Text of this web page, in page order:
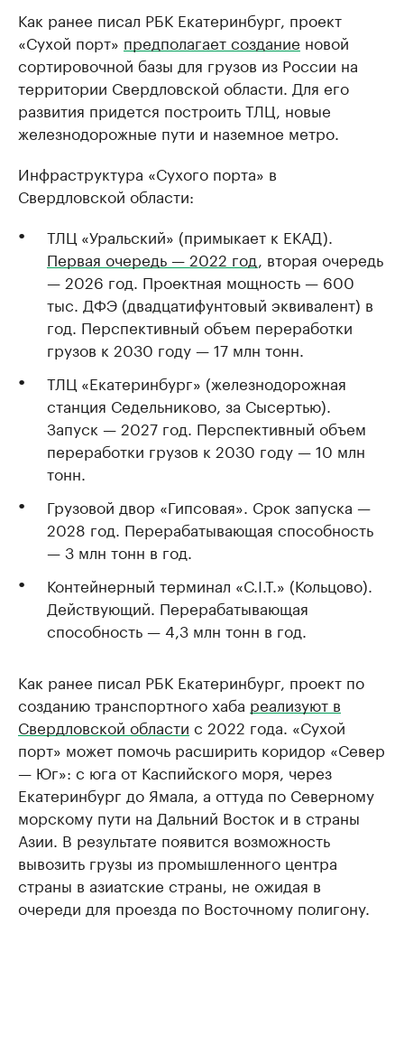
Как ранее писал РБК Екатеринбург, проект
«Сухой порт» предполагает создание новой
сортировочной базы для грузов из России на
территории Свердловской области. Для его
развития придется построить ТЛЦ, новые
железнодорожные пути и наземное метро.
Инфраструктура «Сухого порта» в
Свердловской области:
ТЛЦ «Уральский» (примыкает к ЕКАД).
Первая очередь — 2022 год , вторая очередь
— 2026 год. Проектная мощность — 600
тыс. ДФЭ (двадцатифунтовый эквивалент) в
год. Перспективный объем переработки
грузов к 2030 году — 17 млн тонн.
ТЛЦ «Екатеринбург» (железнодорожная
станция Седельниково, за Сысертью).
Запуск — 2027 год. Перспективный объем
переработки грузов к 2030 году — 10 млн
тонн.
Грузовой двор «Гипсовая». Срок запуска —
2028 год. Перерабатывающая способность
— 3 млн тонн в год.
Контейнерный терминал «С.I.T.» (Кольцово).
Действующий. Перерабатывающая
способность — 4,3 млн тонн в год.
Как ранее писал РБК Екатеринбург, проект по
созданию транспортного хаба реализуют в
Свердловской области с 2022 года. «Сухой
порт» может помочь расширить коридор «Север
— Юг»: с юга от Каспийского моря, через
Екатеринбург до Ямала, а оттуда по Северному
морскому пути на Дальний Восток и в страны
Азии. В результате появится возможность
вывозить грузы из промышленного центра
страны в азиатские страны, не ожидая в
очереди для проезда по Восточному полигону.